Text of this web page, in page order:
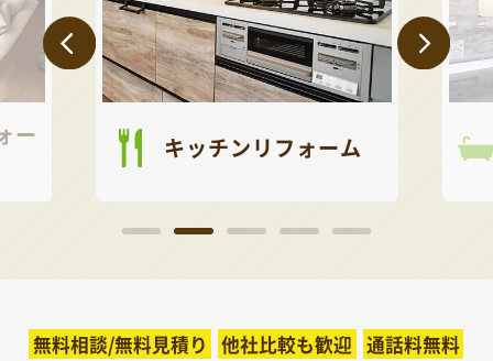
ー キッチンリフォーム
無料相談/無料見積り 他社比較も歓迎 通話料無料